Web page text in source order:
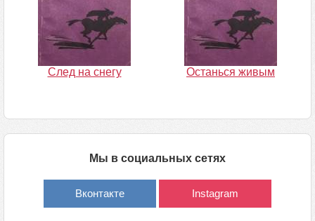
След на снегу Останься живым
Мы в социальных сетях
Вконтакте Instagram